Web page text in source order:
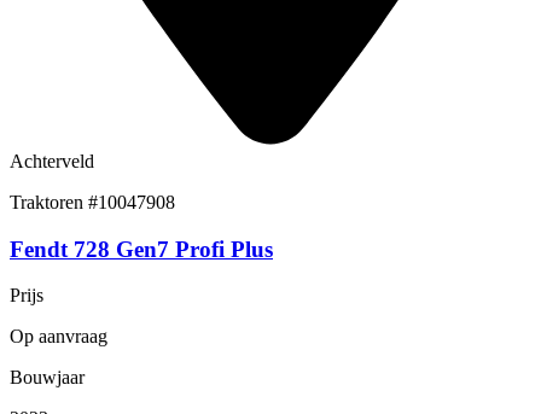
Achterveld
Traktoren #10047908
Fendt 728 Gen7 Profi Plus
Prijs
Op aanvraag
Bouwjaar